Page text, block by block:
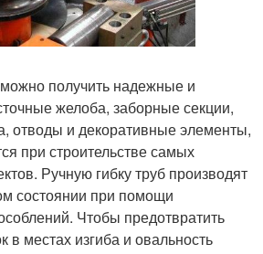
получить надежные и
желоба, заборные секции,
отводы и декоративные элементы,
при строительстве самых
Ручную гибку труб производят
состоянии при помощи
Чтобы предотвратить
в местах изгиба и овальность